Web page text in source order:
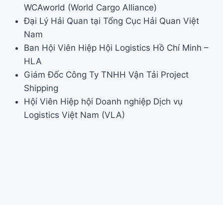
WCAworld (World Cargo Alliance)
Đại Lý Hải Quan tại Tổng Cục Hải Quan Việt
Nam
Ban Hội Viên Hiệp Hội Logistics Hồ Chí Minh –
HLA
Giám Đốc Công Ty TNHH Vận Tải Project
Shipping
Hội Viên Hiệp hội Doanh nghiệp Dịch vụ
Logistics Việt Nam (VLA)